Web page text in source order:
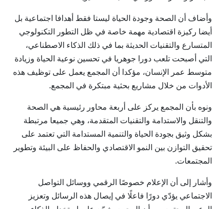
وأضاف أن الصحة وجودة الحياة ليستا فقط أهدافا اجتماعية بل
أيضا ركيزة اقتصادية مهمة خاصة في ظل التطور التكنولوجي
المتسارع والتقنيات الحديثة بما في ذلك الذكاء الاصطناعي،
التي أصبحت تلعب دورا جوهريا في تحسين نوعية الحياة وزيادة
متوسط عمر الإنسان، مؤكدا أن المجمع يعمل على توظيف هذه
الأدوات من خلال مشاريع بحثية مبتكرة في المجمع.
ونوه بأن المجمع يركز على أربعة محاور رئيسية هي الصحة
والتنقل والاستدامة والتقنيات المتقدمة، وهي جميعا مرتبطة
بشكل وثيق بجودة الحياة والتنمية المستدامة التي تعتمد على
تحقيق التوازن بين النمو الاقتصادي والحفاظ على البيئة وتطوير
المجتمعات.
وأشار إلى أن الإعلام خصوصًا الرقمي ووسائل التواصل
الاجتماعي يؤدّي دورًا فاعلًا في إيصال هذه الرسائل وتعزيز